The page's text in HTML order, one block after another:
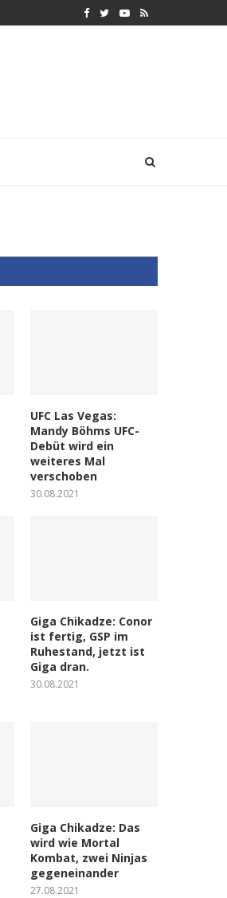
UFC Las Vegas:
Mandy Böhms UFC-
Debüt wird ein
weiteres Mal
verschoben
30.08.2021
Giga Chikadze: Conor
ist fertig, GSP im
Ruhestand, jetzt ist
Giga dran.
30.08.2021
Giga Chikadze: Das
wird wie Mortal
Kombat, zwei Ninjas
gegeneinander
27.08.2021